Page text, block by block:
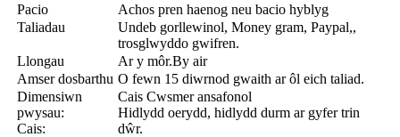
Pacio
Achos pren haenog neu bacio hyblyg
Taliadau
Undeb gorllewinol, Money gram, Paypal,,
trosglwyddo gwifren.
Llongau
Ar y môr.By air
Amser dosbarthu O fewn 15 diwrnod gwaith ar ôl eich taliad.
Dimensiwn
pwysau:
Cais:
Cais Cwsmer ansafonol
Hidlydd oerydd, hidlydd durm ar gyfer trin
dŵr.